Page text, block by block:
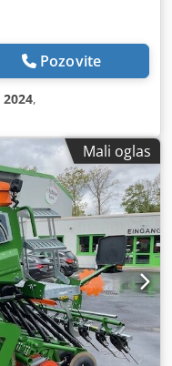
Pozovite
2024,
Mali oglas